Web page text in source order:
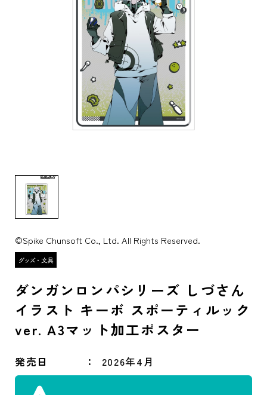
©Spike Chunsoft Co., Ltd. All Rights Reserved.
ダンガンロンパシリーズ しづさん
イラスト キーボ スポーティルック
ver. A3マット加工ポスター
発売日 2026年4月